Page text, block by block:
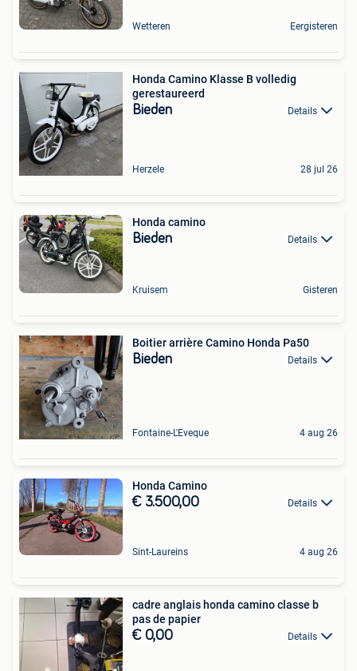
Wetteren Eergisteren
Honda Camino Klasse B volledig
gerestaureerd
Bieden Details
Herzele 28 jul 26
Honda camino
Bieden Details
Kruisem Gisteren
Boitier arrière Camino Honda Pa50
Bieden Details
Fontaine-L'Eveque 4 aug 26
Honda Camino
€ 3.500,00 Details
Sint-Laureins 4 aug 26
cadre anglais honda camino classe b
pas de papier
€ 0,00 Details